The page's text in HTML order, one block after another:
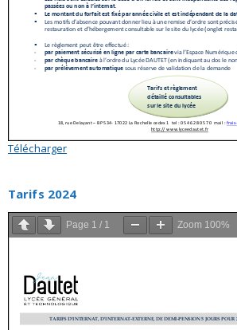
Télécharger
Tarifs 2024
Page 1 / 1 Zoom 100%